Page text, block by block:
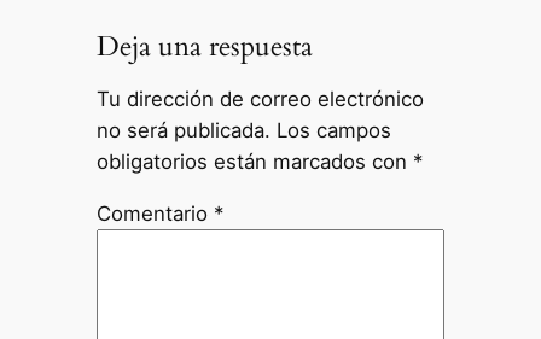
Deja una respuesta
Tu dirección de correo electrónico
no será publicada. Los campos
obligatorios están marcados con *
Comentario *